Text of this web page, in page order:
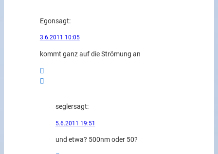
Egonsagt:
3.6.2011 10:05
kommt ganz auf die Strömung an
seglersagt:
5.6.2011 19:51
und etwa? 500nm oder 50?